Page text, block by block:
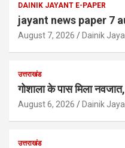
DAINIK JAYANT E-PAPER
jayant news paper 7
August 7, 2026 Dainik
उत्तराखंड
गोशाला के पास मिला
August 6, 2026 Dainik
उत्तराखंड